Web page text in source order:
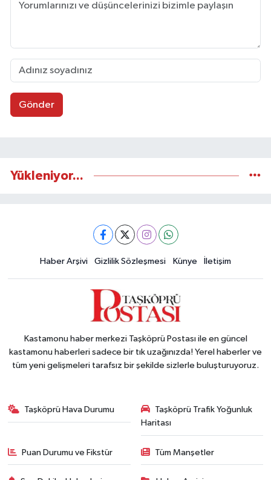
Gönder
Yükleniyor...
Haber Arşivi Gizlilik Sözleşmesi Künye İletişim
Kastamonu haber merkezi Taşköprü Postası ile en güncel
kastamonu haberleri sadece bir tık uzağınızda! Yerel haberler ve
tüm yeni gelişmeleri tarafsız bir şekilde sizlerle buluşturuyoruz.
Taşköprü Hava Durumu
Taşköprü Trafik Yoğunluk
Haritası
Puan Durumu ve Fikstür Tüm Manşetler